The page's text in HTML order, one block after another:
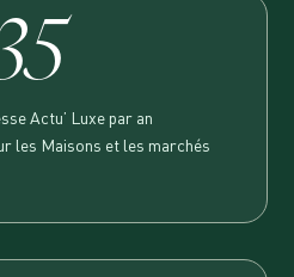
Actu’ Luxe par an
les Maisons et les marchés